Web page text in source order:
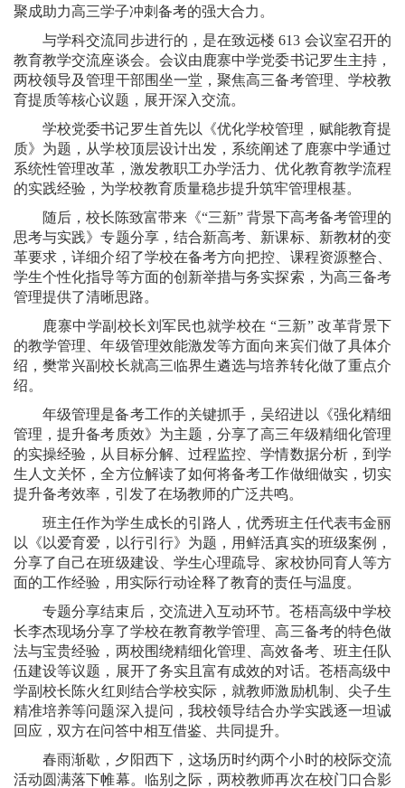
聚成助力高三学子冲刺备考的强大合力。
与学科交流同步进行的，是在致远楼 613 会议室召开的
教育教学交流座谈会。会议由鹿寨中学党委书记罗生主持，
两校领导及管理干部围坐一堂，聚焦高三备考管理、学校教
育提质等核心议题，展开深入交流。
学校党委书记罗生首先以《优化学校管理，赋能教育提
质》为题，从学校顶层设计出发，系统阐述了鹿寨中学通过
系统性管理改革，激发教职工办学活力、优化教育教学流程
的实践经验，为学校教育质量稳步提升筑牢管理根基。
随后， 校长陈致富带来《“三新” 背景下高考备考管理的
思考与实践》专题分享，结合新高考、新课标、新教材的变
革要求，详细介绍了学校在备考方向把控、课程资源整合、
学生个性化指导等方面的创新举措与务实探索，为高三备考
管理提供了清晰思路。
鹿寨中学副校长刘军民也就学校在 “三新” 改革背景下
的教学管理、年级管理效能激发等方面向来宾们做了具体介
绍，樊常兴副校长就高三临界生遴选与培养转化做了重点介
绍。
年级管理是备考工作的关键抓手，吴绍进以《强化精细
管理，提升备考质效》为主题，分享了高三年级精细化管理
的实操经验，从目标分解、过程监控、学情数据分析，到学
生人文关怀，全方位解读了如何将备考工作做细做实，切实
提升备考效率，引发了在场教师的广泛共鸣。
班主任作为学生成长的引路人，优秀班主任代表韦金丽
以《以爱育爱，以行引行》为题，用鲜活真实的班级案例，
分享了自己在班级建设、学生心理疏导、家校协同育人等方
面的工作经验，用实际行动诠释了教育的责任与温度。
专题分享结束后，交流进入互动环节。苍梧高级中学校
长李杰现场分享了学校在教育教学管理、高三备考的特色做
法与宝贵经验，两校围绕精细化管理、高效备考、班主任队
伍建设等议题，展开了务实且富有成效的对话。苍梧高级中
学副校长陈火红则结合学校实际，就教师激励机制、尖子生
精准培养等问题深入提问，我校领导结合办学实践逐一坦诚
回应，双方在问答中相互借鉴、共同提升。
春雨渐歇，夕阳西下，这场历时约两个小时的校际交流
活动圆满落下帷幕。临别之际，两校教师再次在校门口合影